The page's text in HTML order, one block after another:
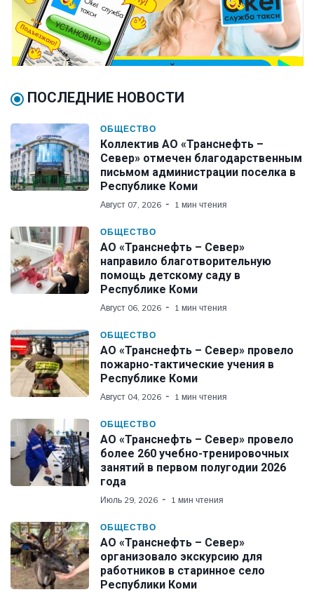
ПОСЛЕДНИЕ НОВОСТИ
ОБЩЕСТВО
Коллектив АО «Транснефть –
Север» отмечен благодарственным
письмом администрации поселка в
Республике Коми
Август 07, 2026 1 мин чтения
ОБЩЕСТВО
АО «Транснефть – Север»
направило благотворительную
помощь детскому саду в
Республике Коми
Август 06, 2026 1 мин чтения
ОБЩЕСТВО
АО «Транснефть – Север» провело
пожарно-тактические учения в
Республике Коми
Август 04, 2026 1 мин чтения
ОБЩЕСТВО
АО «Транснефть – Север» провело
более 260 учебно-тренировочных
занятий в первом полугодии 2026
года
Июль 29, 2026 1 мин чтения
ОБЩЕСТВО
АО «Транснефть – Север»
организовало экскурсию для
работников в старинное село
Республики Коми